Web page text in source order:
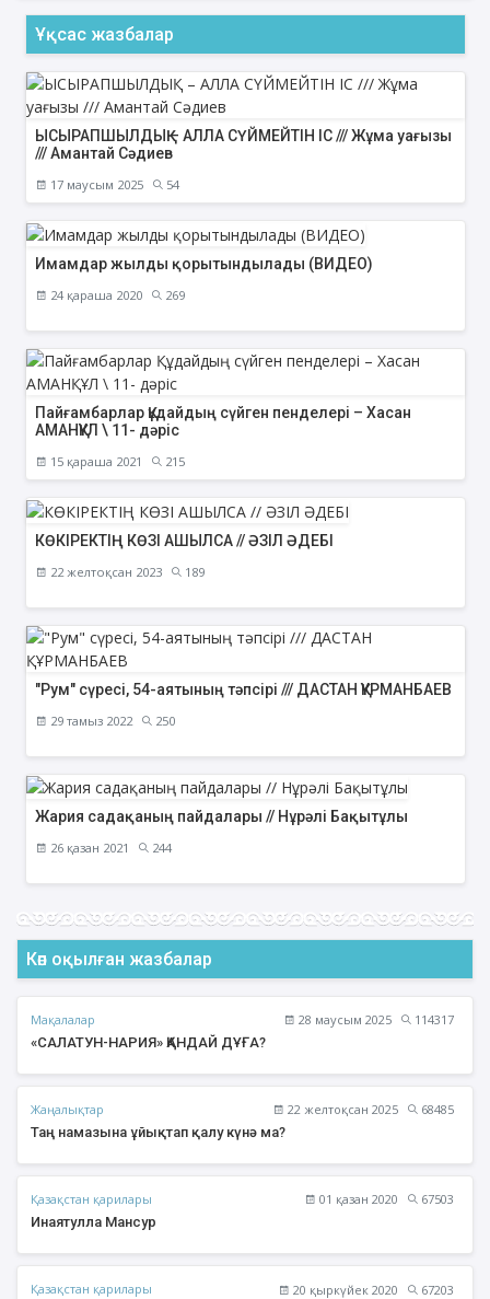
Ұқсас жазбалар
ЫСЫРАПШЫЛДЫҚ – АЛЛА СҮЙМЕЙТІН ІС /// Жұма уағызы
/// Амантай Сәдиев
17 маусым 2025 54
Имамдар жылды қорытындылады (ВИДЕО)
24 қараша 2020 269
Пайғамбарлар Құдайдың сүйген пенделері – Хасан
АМАНҚҰЛ \ 11- дәріс
15 қараша 2021 215
КӨКІРЕКТІҢ КӨЗІ АШЫЛСА // ӘЗІЛ ӘДЕБІ
22 желтоқсан 2023 189
"Рум" сүресі, 54-аятының тәпсірі /// ДАСТАН ҚҰРМАНБАЕВ
29 тамыз 2022 250
Жария садақаның пайдалары // Нұрәлі Бақытұлы
26 қазан 2021 244
Көп оқылған жазбалар
Мақалалар 28 маусым 2025
114317
«САЛАТУН-НАРИЯ» ҚАНДАЙ ДҰҒА?
Жаңалықтар 22 желтоқсан 2025
68485
Таң намазына ұйықтап қалу күнә ма?
Қазақстан қарилары 01 қазан 2020
67503
Инаятулла Мансур
Қазақстан қарилары 20 қыркүйек 2020
67203